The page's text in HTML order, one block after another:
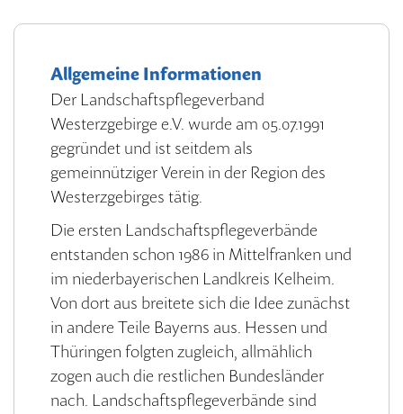
Allgemeine Informationen
Der Landschaftspflegeverband
Westerzgebirge e.V. wurde am 05.07.1991
gegründet und ist seitdem als
gemeinnütziger Verein in der Region des
Westerzgebirges tätig.
Die ersten Landschaftspflegeverbände
entstanden schon 1986 in Mittelfranken und
im niederbayerischen Landkreis Kelheim.
Von dort aus breitete sich die Idee zunächst
in andere Teile Bayerns aus. Hessen und
Thüringen folgten zugleich, allmählich
zogen auch die restlichen Bundesländer
nach. Landschaftspflegeverbände sind